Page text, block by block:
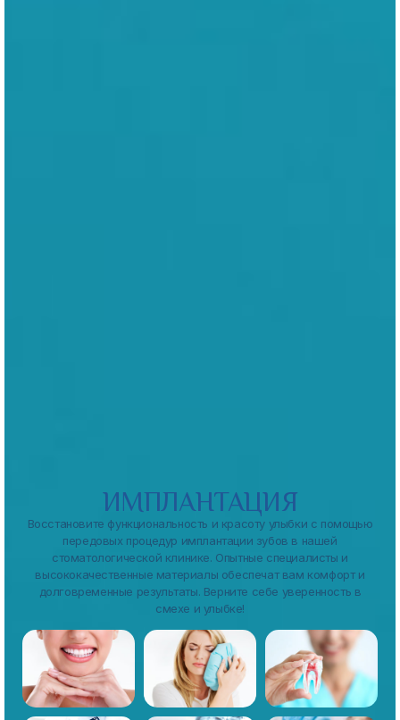
ИМПЛАНТАЦИЯ
Восстановите функциональность и красоту улыбки с помощью
передовых процедур имплантации зубов в нашей
стоматологической клинике. Опытные специалисты и
высококачественные материалы обеспечат вам комфорт и
долговременные результаты. Верните себе уверенность в
смехе и улыбке!